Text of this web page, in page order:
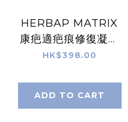
HERBAP MATRIX
康疤適疤痕修復凝膠
(15g)
HK$398.00
ADD TO CART